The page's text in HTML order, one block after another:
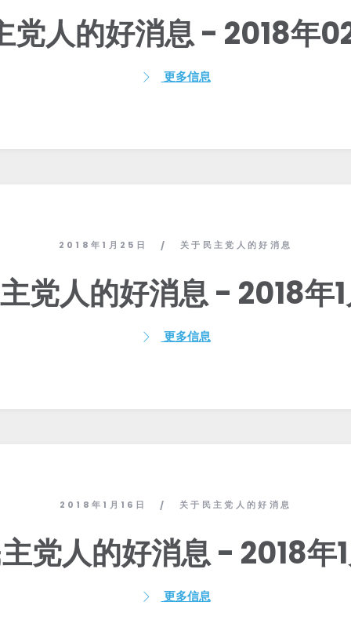
党人的好消息 - 2018年
更多信息
2018年1月25日 / 关于民主党人的好消息
党人的好消息 - 2018年
更多信息
2018年1月16日 / 关于民主党人的好消息
党人的好消息 - 2018年
更多信息